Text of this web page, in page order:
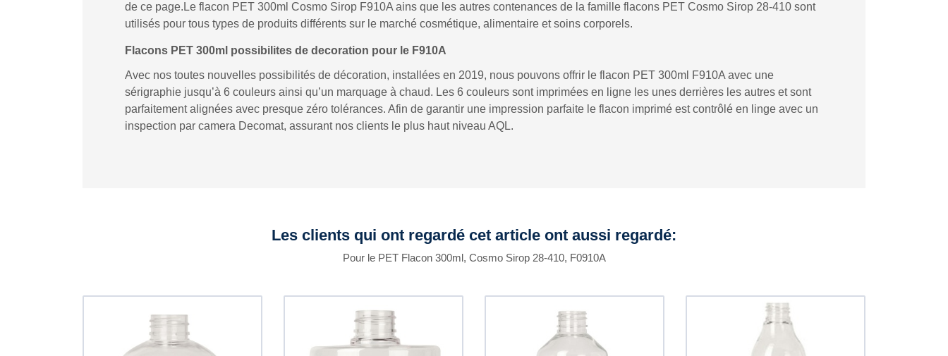
de ce page.Le flacon PET 300ml Cosmo Sirop F910A ains que les autres contenances de la famille flacons PET Cosmo Sirop 28-410 sont
utilisés pour tous types de produits différents sur le marché cosmétique, alimentaire et soins corporels.
Flacons PET 300ml possibilites de decoration pour le F910A
Avec nos toutes nouvelles possibilités de décoration, installées en 2019, nous pouvons offrir le flacon PET 300ml F910A avec une
sérigraphie jusqu’à 6 couleurs ainsi qu’un marquage à chaud. Les 6 couleurs sont imprimées en ligne les unes derrières les autres et sont
parfaitement alignées avec presque zéro tolérances. Afin de garantir une impression parfaite le flacon imprimé est contrôlé en linge avec un
inspection par camera Decomat, assurant nos clients le plus haut niveau AQL.
Les clients qui ont regardé cet article ont aussi regardé:
Pour le PET Flacon 300ml, Cosmo Sirop 28-410, F0910A